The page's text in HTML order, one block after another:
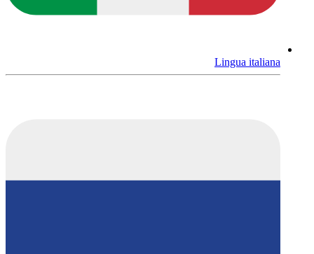
Lingua italiana